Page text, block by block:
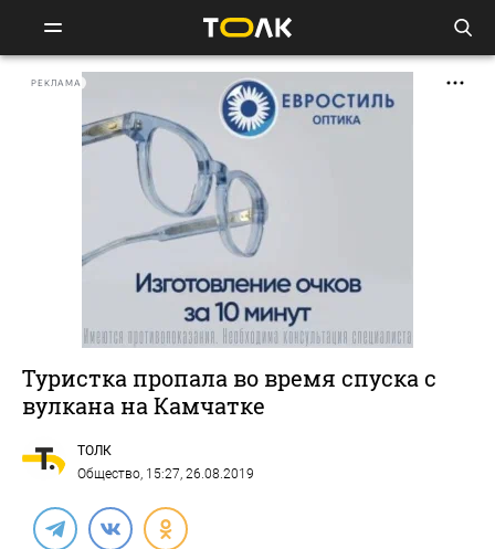
РЕКЛАМА
Туристка пропала во время спуска с
вулкана на Камчатке
ТОЛК
Общество, 15:27, 26.08.2019